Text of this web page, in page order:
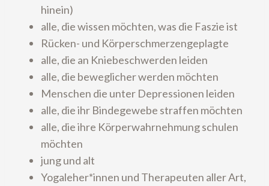
hinein)
alle, die wissen möchten, was die Faszie ist
Rücken- und Körperschmerzengeplagte
alle, die an Kniebeschwerden leiden
alle, die beweglicher werden möchten
Menschen die unter Depressionen leiden
alle, die ihr Bindegewebe straffen möchten
alle, die ihre Körperwahrnehmung schulen
möchten
jung und alt
Yogaleher*innen und Therapeuten aller Art,